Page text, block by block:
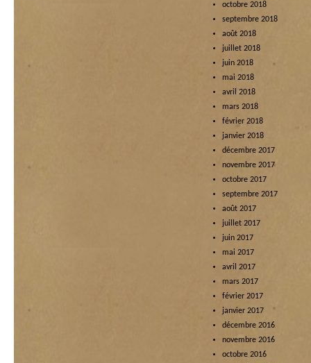
octobre 2018
septembre 2018
août 2018
juillet 2018
juin 2018
mai 2018
avril 2018
mars 2018
février 2018
janvier 2018
décembre 2017
novembre 2017
octobre 2017
septembre 2017
août 2017
juillet 2017
juin 2017
mai 2017
avril 2017
mars 2017
février 2017
janvier 2017
décembre 2016
novembre 2016
octobre 2016